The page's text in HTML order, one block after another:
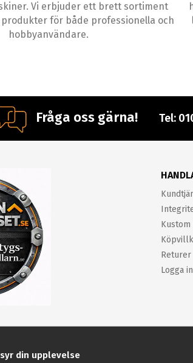
Vi erbjuder ett brett sortiment
för både professionella och
hobbyanvändare.
Fråga oss gärna! Tel:
Kustom
Returer
Logga in
din upplevelse